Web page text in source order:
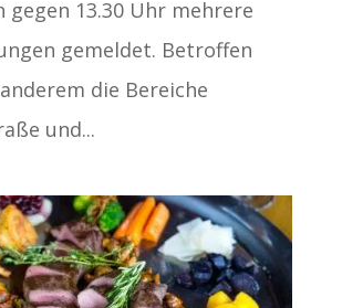
gegen 13.30 Uhr mehrere
gemeldet. Betroffen
die Bereiche
und...